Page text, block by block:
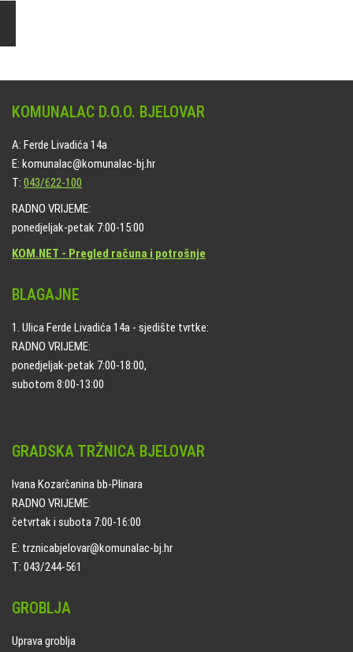
KOMUNALAC D.O.O. BJELOVAR
A: Ferde Livadića 14a
E: komunalac@komunalac-bj.hr
T: 043/622-100
RADNO VRIJEME:
ponedjeljak-petak 7:00-15:00
KOM.NET - Pregled računa i potrošnje
BLAGAJNE
1. Ulica Ferde Livadića 14a - sjedište tvrtke:
RADNO VRIJEME:
ponedjeljak-petak 7:00-18:00,
subotom 8:00-13:00
GRADSKA TRŽNICA BJELOVAR
Ivana Kozarčanina bb-Plinara
RADNO VRIJEME:
četvrtak i subota 7:00-16:00
E: trznicabjelovar@komunalac-bj.hr
T: 043/244-561
GROBLJA
Uprava groblja